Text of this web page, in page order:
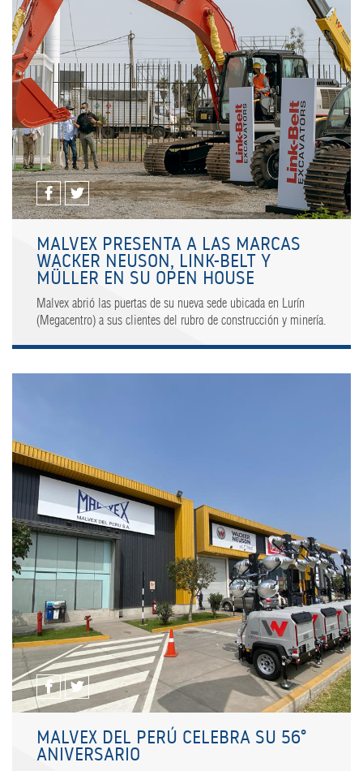
MALVEX PRESENTA A LAS MARCAS
WACKER NEUSON, LINK-BELT Y
MÜLLER EN SU OPEN HOUSE
Malvex abrió las puertas de su nueva sede ubicada en Lurín
(Megacentro) a sus clientes del rubro de construcción y minería.
MALVEX DEL PERÚ CELEBRA SU 56°
ANIVERSARIO